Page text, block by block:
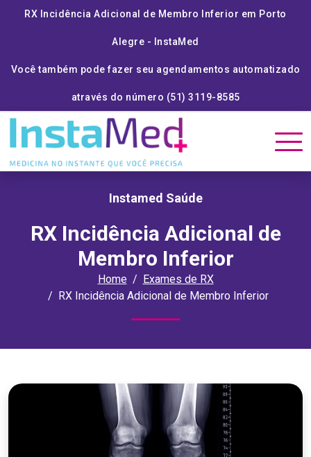
RX Incidência Adicional de Membro Inferior em Porto
Alegre - InstaMed
Você também pode fazer seu agendamentos automatizado
através do número (51) 3119-8585
Instamed Saúde
RX Incidência Adicional de
Membro Inferior
Home
Exames de RX
RX Incidência Adicional de Membro Inferior